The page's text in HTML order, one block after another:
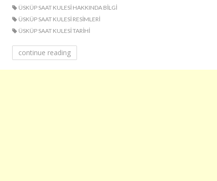
ÜSKÜP SAAT KULESI HAKKINDA BILGI
ÜSKÜP SAAT KULESI RESIMLERI
ÜSKÜP SAAT KULESI TARIHI
continue reading